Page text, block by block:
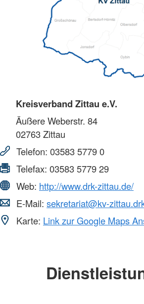
Kreisverband Zittau e.V.
Äußere Weberstr. 84
02763Zittau
Telefon: 03583 5779 0
Telefax: 03583 5779 29
Web: http://www.drk-zittau.de/
E-Mail: sekretariat@kv-
Karte: Link zur Google Maps